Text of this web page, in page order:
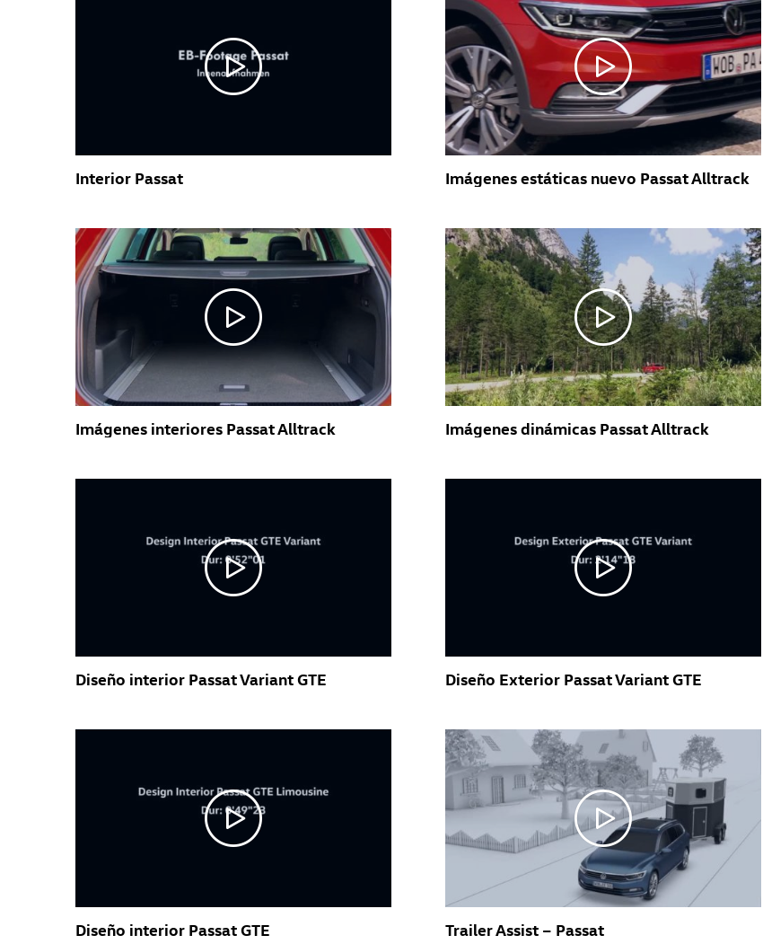
Interior Passat Imágenes estáticas nuevo Passat Alltrack
Imágenes interiores Passat Alltrack Imágenes dinámicas Passat Alltrack
Diseño interior Passat Variant GTE Diseño Exterior Passat Variant GTE
Diseño interior Passat GTE Trailer Assist – Passat